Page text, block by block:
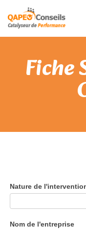
Aller
au
Fiche
Satisfaction
Clients
Nature de
Nom de l'entreprise